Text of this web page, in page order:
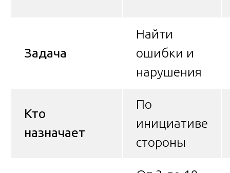
Задача
Найти
ошибки и
нарушения
Кто
назначает
По
инициативе
стороны